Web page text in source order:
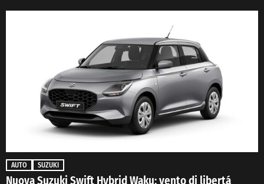
AUTO SUZUKI
Nuova Suzuki Swift Hybrid Waku: vento di libertá